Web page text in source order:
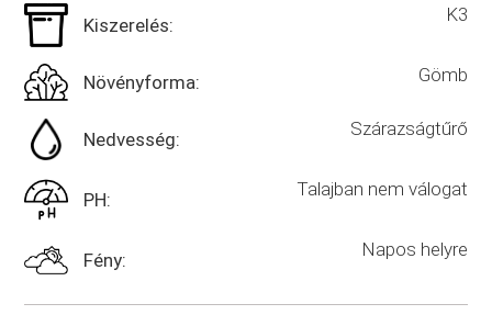
Kiszerelés: K3
Növényforma: Gömb
Nedvesség: Szárazságtűrő
PH: Talajban nem válogat
Fény: Napos helyre